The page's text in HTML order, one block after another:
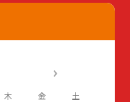
木 金 土